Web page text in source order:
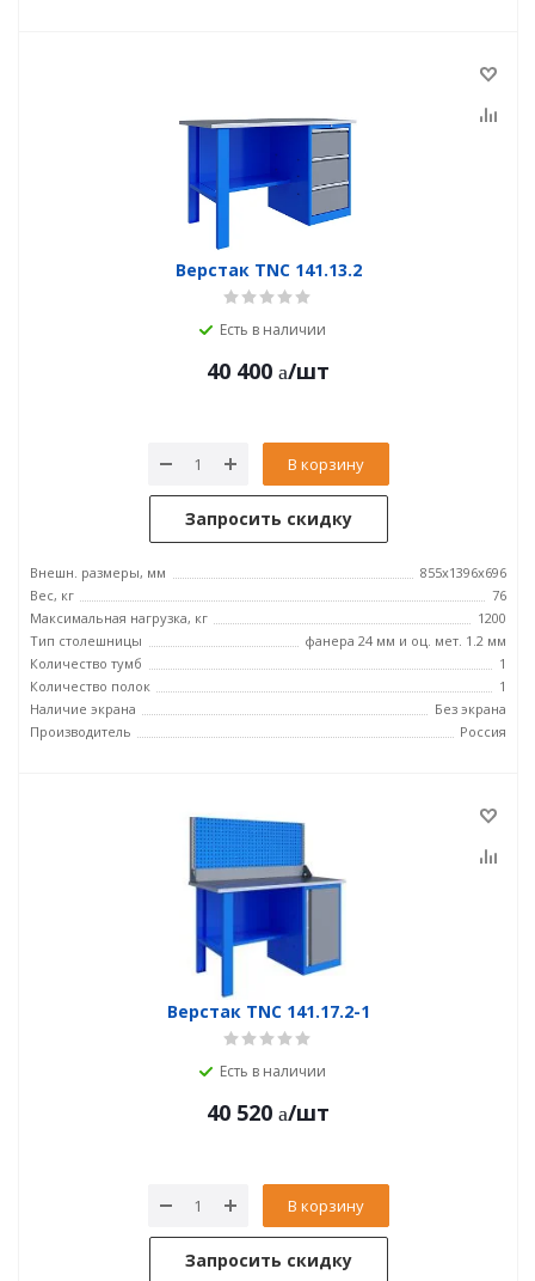
Верстак TNC 141.13.2
Есть в наличии
40 400 /шт
В корзину
Запросить скидку
Внешн. размеры, мм
855x1396x696
Вес, кг
76
Максимальная нагрузка, кг
1200
Тип столешницы
фанера 24 мм и оц. мет. 1.2 мм
Количество тумб
1
Количество полок
1
Наличие экрана
Без экрана
Производитель
Россия
Верстак TNC 141.17.2-1
Есть в наличии
40 520 /шт
В корзину
Запросить скидку